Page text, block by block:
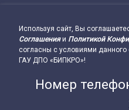
Подвал сайта → влево
Используя сайт, Вы
Соглашенияи Политикой
согласны с условиями данного
ГАУ ДПО «БИПКРО»!
Номер